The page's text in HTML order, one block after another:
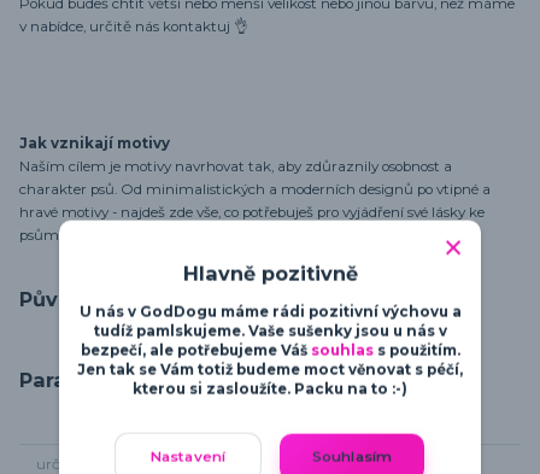
Pokud budeš chtít větší nebo menší velikost nebo jinou barvu, než máme
v nabídce, určitě nás kontaktuj 👌
Jak vznikají motivy
Naším cílem je motivy navrhovat tak, aby zdůraznily osobnost a
charakter psů. Od minimalistických a moderních designů po vtipné a
hravé motivy - najdeš zde vše, co potřebuješ pro vyjádření své lásky ke
psům.
Původ zboží
Parametry
určení pro dámy
Hlavně pozitivně
U nás v GodDogu máme rádi pozitivní výchovu a
tudíž pamlskujeme. Vaše sušenky jsou u nás v
bezpečí, ale potřebujeme Váš souhlass použitím.
Jen tak se Vám totiž budeme moct věnovat s péčí,
kterou si zasloužíte. Packu na to :-)
Nastavení Souhlasím